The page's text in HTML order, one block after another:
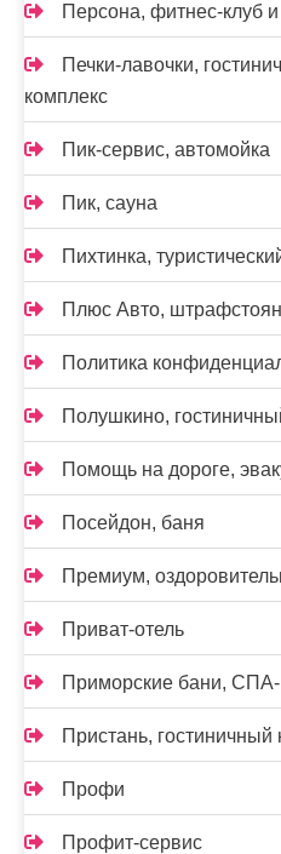
Персона, фитнес-клуб
Печки-лавочки,
комплекс
Пик-сервис, автомойка
Пик, сауна
Пихтинка,
Плюс Авто,
Политика
Полушкино,
Помощь на дороге,
Посейдон, баня
Премиум,
Приват-отель
Приморские бани, СПА-
Пристань, гостиничный
Профи
Профит-сервис